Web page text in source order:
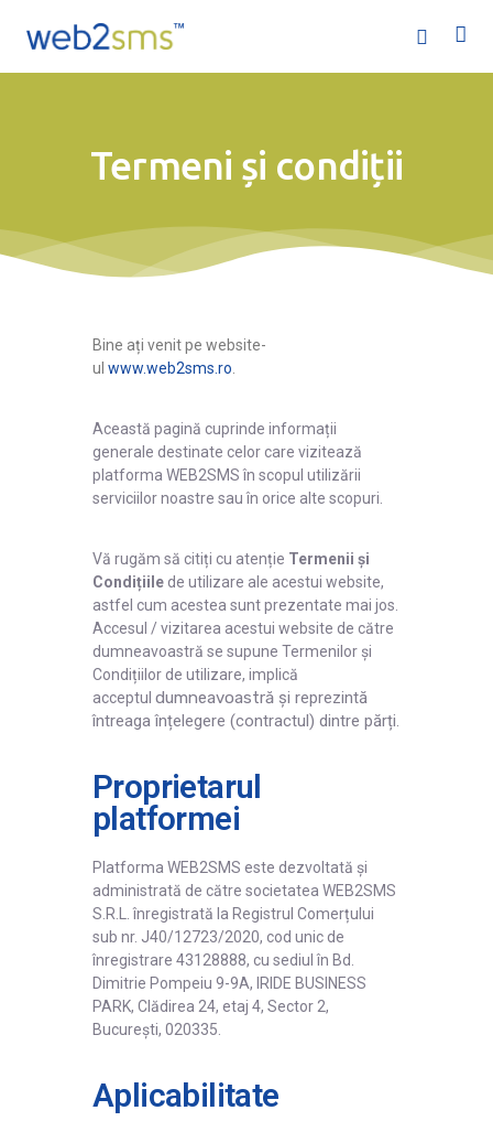
Termeni și condiții
Acasă
Ofertă
Ajutor
Înregistrare
Autentificare
Bine ați venit pe website-
ul www.web2sms.ro
Această pagină cuprinde informații
generale destinate celor care vizitează
platforma WEB2SMS în scopul utilizării
serviciilor noastre sau în orice alte scopuri.
Vă rugăm să citiți cu atenție Termenii și
Condițiile de utilizare ale acestui website,
astfel cum acestea sunt prezentate mai jos.
Accesul / vizitarea acestui website de către
dumneavoastră se supune Termenilor și
Condițiilor de utilizare, implică
acceptul dumneavoastră și reprezintă
întreaga înțelegere (contractul) dintre părți.
Proprietarul
platformei
Platforma WEB2SMS este dezvoltată și
administrată de către societatea WEB2SMS
S.R.L. înregistrată la Registrul Comerțului
sub nr. J40/12723/2020, cod unic de
înregistrare 43128888, cu sediul în Bd.
Dimitrie Pompeiu 9-9A, IRIDE BUSINESS
PARK, Clădirea 24, etaj 4, Sector 2,
București, 020335.
Aplicabilitate